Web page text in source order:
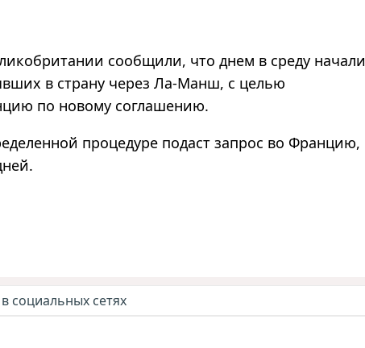
сообщили, что днем в среду начали
в страну через Ла-Манш, с целью
по новому соглашению.
процедуре подаст запрос во Францию,
социальных сетях